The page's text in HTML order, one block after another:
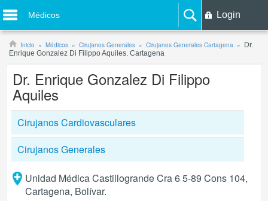
Médicos Login
Inicio Médicos Cirujanos Generales Cirujanos Generales Cartagena
Dr.
Enrique Gonzalez Di Filippo Aquiles. Cartagena
Dr. Enrique Gonzalez Di Filippo
Aquiles
Cirujanos Cardiovasculares
Cirujanos Generales
Unidad Médica Castillogrande Cra 6 5-89 Cons 104,
Cartagena, Bolívar.